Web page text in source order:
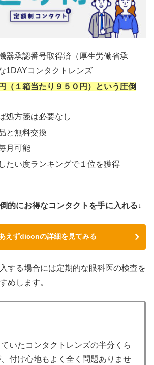
器承認番号取得済（厚生労働省承
1DAYコンタクトレンズ
（１箱当たり９５０円）という圧倒
処方箋は必要なし
と無料交換
月可能
たい度ランキングで１位を獲得
的にお得なコンタクトを手に入れる↓
えずdiconの詳細を見てみる
する場合には定期的な眼科医の検査を
めします。
いたコンタクトレンズの半分くら
付け心地もよく全く問題ありませ